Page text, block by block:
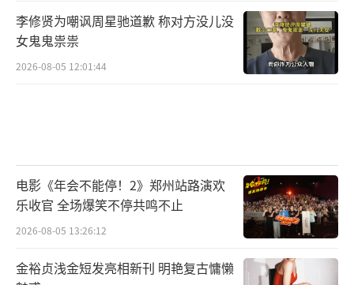
李修贤为嘲讽周星驰道歉 称对方没儿没
女鬼鬼祟祟
2026-08-05 12:01:44
电影《年会不能停！2》郑州站路演欢
乐收官 全场爆笑不停共鸣不止
2026-08-05 13:26:12
金裕贞浅金短发亮相新刊 明艳复古慵懒